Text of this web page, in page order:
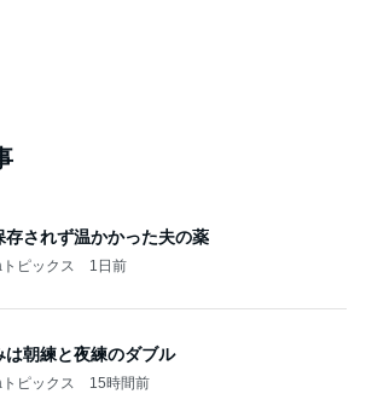
存されず温かかった夫の薬
ピックス 1日前
は朝練と夜練のダブル
ピックス 15時間前